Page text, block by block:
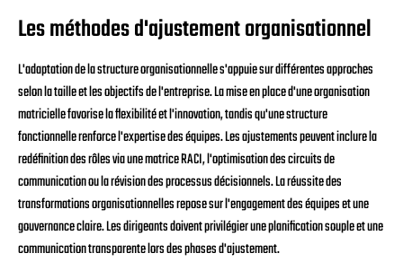
Les méthodes d'ajustement organisationnel
L'adaptation de la structure organisationnelle s'appuie sur différentes approches
selon la taille et les objectifs de l'entreprise. La mise en place d'une organisation
matricielle favorise la flexibilité et l'innovation, tandis qu'une structure
fonctionnelle renforce l'expertise des équipes. Les ajustements peuvent inclure la
redéfinition des rôles via une matrice RACI, l'optimisation des circuits de
communication ou la révision des processus décisionnels. La réussite des
transformations organisationnelles repose sur l'engagement des équipes et une
gouvernance claire. Les dirigeants doivent privilégier une planification souple et une
communication transparente lors des phases d'ajustement.